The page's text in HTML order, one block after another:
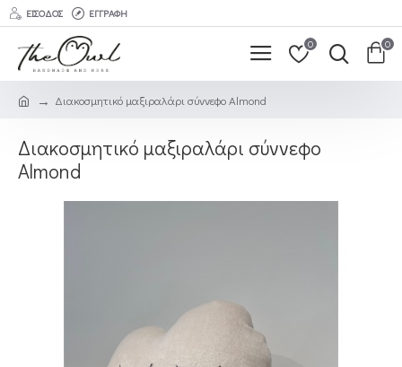
ΕΊΣΟΔΟΣ ΕΓΓΡΑΦΉ
0 0
Διακοσμητικό μαξιραλάρι σύννεφο Almond
Διακοσμητικό μαξιραλάρι σύννεφο
Almond